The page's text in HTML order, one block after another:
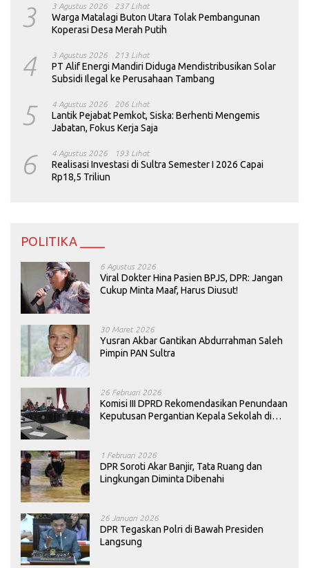
3 3 Agustus 2026 237 Lihat
Warga Matalagi Buton Utara Tolak Pembangunan
Koperasi Desa Merah Putih
4 3 Agustus 2026 213 Lihat
PT Alif Energi Mandiri Diduga Mendistribusikan Solar
Subsidi Ilegal ke Perusahaan Tambang
5 4 Agustus 2026 206 Lihat
Lantik Pejabat Pemkot, Siska: Berhenti Mengemis
Jabatan, Fokus Kerja Saja
6 4 Agustus 2026 193 Lihat
Realisasi Investasi di Sultra Semester I 2026 Capai
Rp18,5 Triliun
POLITIKA ____
6 Agustus 2026
Viral Dokter Hina Pasien BPJS, DPR: Jangan
Cukup Minta Maaf, Harus Diusut!
30 Maret 2026
Yusran Akbar Gantikan Abdurrahman Saleh
Pimpin PAN Sultra
26 Februari 2026
Komisi III DPRD Rekomendasikan Penundaan
Keputusan Pergantian Kepala Sekolah di
1 Februari 2026
DPR Soroti Akar Banjir, Tata Ruang dan
Lingkungan Diminta Dibenahi
26 Januari 2026
DPR Tegaskan Polri di Bawah Presiden
Langsung